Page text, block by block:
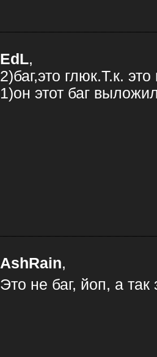
EdL,
2)баг,это глюк.Т.к.
1)он этот баг
AshRain,
Это не баг, йоп, а